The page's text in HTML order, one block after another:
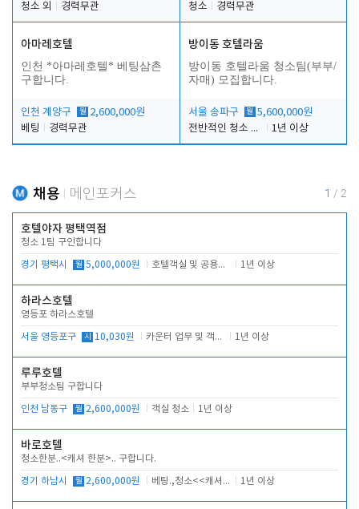
청소 외
경력무관
청소
경력무관
아마레호텔
인천 *아마레호텔* 베팅삼촌
구합니다.
인천 계양구 월 2,600,000원
베팅
경력무관
방이동 호텔라움
방이동 호텔라움 청소팀(부부/
자매) 모집합니다.
서울 송파구 월 5,600,000원
전반적인 청소 업무(객실청소.객실정리)
1년 이상
채용 메인포커스 1 / 2
호텔야자 평택역점
청소 1팀 구인합니다
경기 평택시 월 5,000,000원 호텔객실 및 공용시설 청소 관리 1년 이상
하라스호텔
영등포 하라스호텔
서울 영등포구 시 10,030원 카운터 업무 및 객실관리(청소상태 확인, 객실판매) 1년 이상
루루호텔
부부청소팀 구합니다
인천 남동구 월 2,600,000원 객실 청소 1년 이상
바로호텔
청소한분..<캐셔 한분>.. 구합니다.
경기 하남시 월 2,600,000원 베팅.,청소<<캐셔 모셔봅니다. 1년 이상